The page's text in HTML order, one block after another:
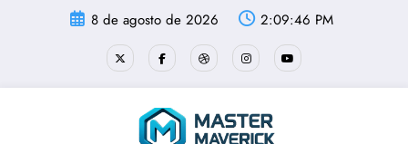
8 de agosto de 2026 2:09:46 PM